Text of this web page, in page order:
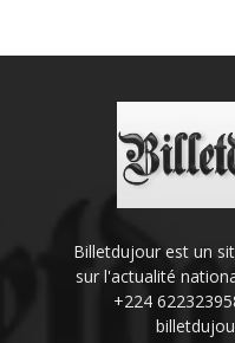
Billetdujour est un
sur l'actualité
+224